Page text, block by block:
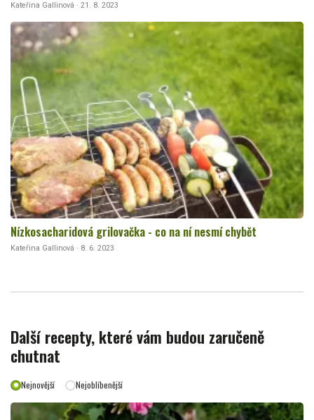
Kateřina Gallinová · 21. 8. 2023
Nízkosacharidová grilovačka - co na ní nesmí chybět
Kateřina Gallinová · 8. 6. 2023
Další recepty, které vám budou zaručeně
chutnat
Nejnovější Nejoblíbenější